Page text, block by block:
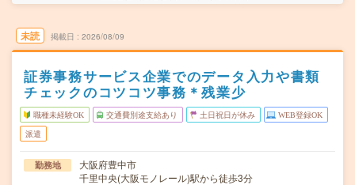
未読 掲載日 2026/08/09
証券事務サービス企業でのデータ入力や書類
チェックのコツコツ事務＊残業少
職種未経験OK 交通費別途支給あり 土日祝日が休み WEB登録OK
派遣
勤務地
大阪府豊中市
千里中央(大阪モノレール)駅から徒歩3分